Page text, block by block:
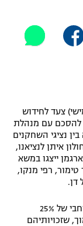
צעד לחידוש
להסכם עם מנהלת
נציגי השחקנים
איתן לנציאנו,
ייצגו במשא
טימור, רפי מנקו,
דן.
במסגרת הסיכום, השחקנים הסכימו לקיצוץ רוחבי של 25%
שזכויותיהם